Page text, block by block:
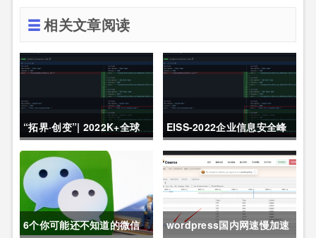
相关文章阅读
“拓界·创变”| 2022K+全球
软件研发行业创新峰会上海
站敬请期待！
EISS-2022企业信息安全峰
会之深圳站 10月28日成功
举办
6个你可能还不知道的微信
wordpress国内网速慢加速